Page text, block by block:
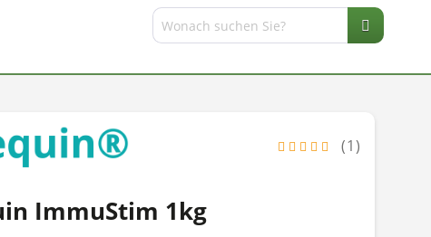
(1)
ImmuStim 1kg